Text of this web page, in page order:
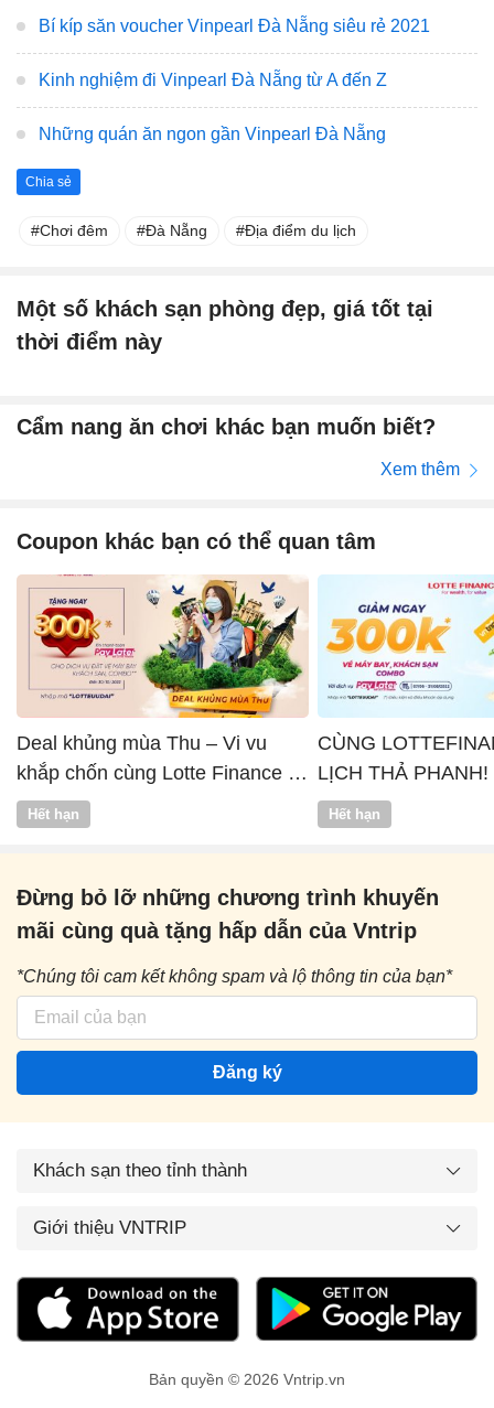
Bí kíp săn voucher Vinpearl Đà Nẵng siêu rẻ 2021
Kinh nghiệm đi Vinpearl Đà Nẵng từ A đến Z
Những quán ăn ngon gần Vinpearl Đà Nẵng
Chia sẻ
Chơi đêm Đà Nẵng Địa điểm du lịch
Một số khách sạn phòng đẹp, giá tốt tại
thời điểm này
Cẩm nang ăn chơi khác bạn muốn biết?
Xem thêm
Coupon khác bạn có thể quan tâm
Deal khủng mùa Thu – Vi vu
khắp chốn cùng Lotte Finance x
Vntrip
Hết hạn
CÙNG
LỊCH THẢ PHANH!
Hết hạn
Đừng bỏ lỡ những chương trình khuyến
mãi cùng quà tặng hấp dẫn của Vntrip
*Chúng tôi cam kết không spam và lộ thông tin của bạn*
Đăng ký
Khách sạn theo tỉnh thành
Giới thiệu VNTRIP
Bản quyền © 2026 Vntrip.vn